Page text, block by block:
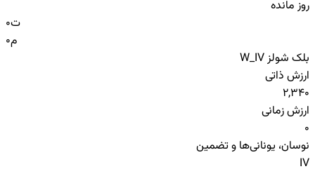
روز مانده
0ت
0م
بلک شولز W_IV
ارزش ذاتی
2,340
ارزش زمانی
0
نوسان، یونانی‌ها و تضمین
IV